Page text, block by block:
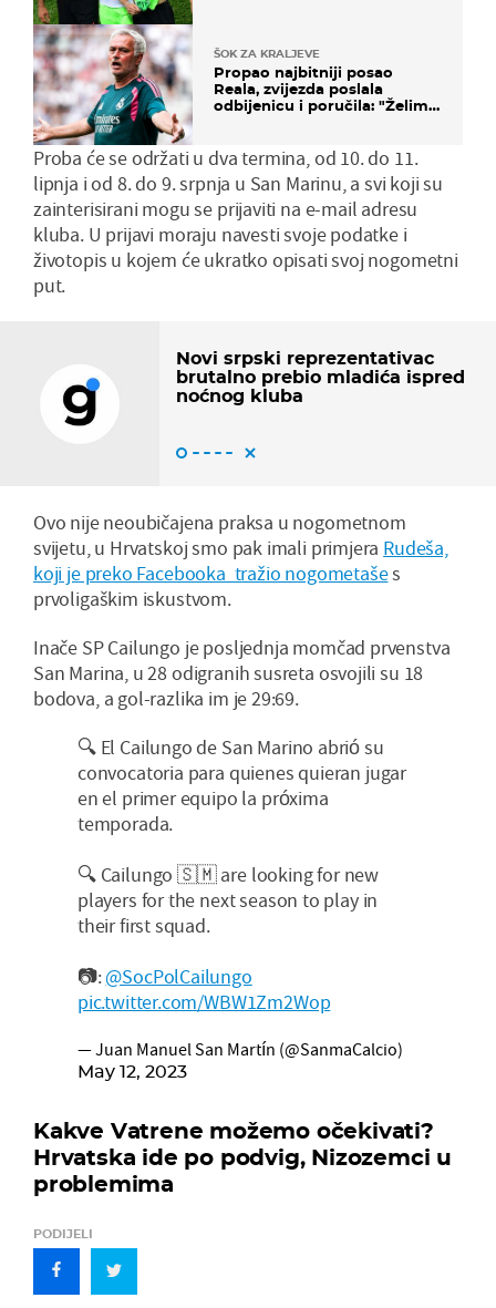
ŠOK ZA KRALJEVE
Propao najbitniji posao
Reala, zvijezda poslala
odbijenicu i poručila: "Želim
Proba će se održati u dva termina, od 10. do 11.
lipnja i od 8. do 9. srpnja u San Marinu, a svi koji su
zainterisirani mogu se prijaviti na e-mail adresu
kluba. U prijavi moraju navesti svoje podatke i
životopis u kojem će ukratko opisati svoj nogometni
put.
Novi srpski reprezentativac
brutalno prebio mladića ispred
noćnog kluba
Ovo nije neoubičajena praksa u nogometnom
svijetu, u Hrvatskoj smo pak imali primjera Rudeša,
koji je preko Facebooka tražio nogometašes
prvoligaškim iskustvom.
Inače SP Cailungo je posljednja momčad prvenstva
San Marina, u 28 odigranih susreta osvojili su 18
bodova, a gol-razlika im je 29:69.
🔍 El Cailungo de San Marino abrió su
convocatoria para quienes quieran jugar
en el primer equipo la próxima
temporada.
🔍 Cailungo 🇸🇲 are looking for new
players for the next season to play in
their first squad.
📷:@SocPolCailungo
pic.twitter.com/WBW1Zm2Wop
— Juan Manuel San Martín (@SanmaCalcio)
May 12, 2023
Kakve Vatrene možemo očekivati?
Hrvatska ide po podvig, Nizozemci u
problemima
PODIJELI